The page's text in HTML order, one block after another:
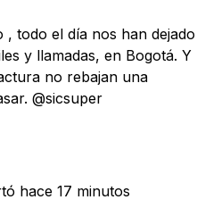
, todo el día nos han dejado
y llamadas, en Bogotá. Y
no rebajan una
@sicsuper
hace 17 minutos